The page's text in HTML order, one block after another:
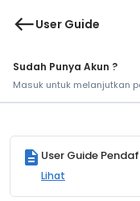
westUser Guide
Sudah Punya Akun ?
Masuk untuk melanjutkan
description User Guide
Lihat